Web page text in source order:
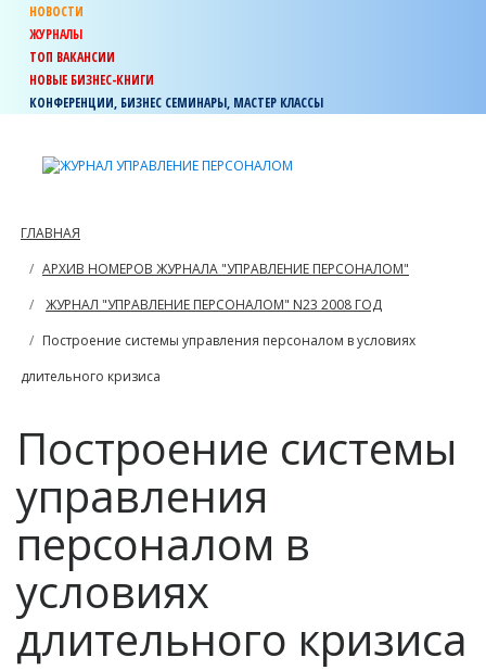
НОВОСТИ
ЖУРНАЛЫ
ТОП ВАКАНСИИ
НОВЫЕ БИЗНЕС-КНИГИ
КОНФЕРЕНЦИИ, БИЗНЕС СЕМИНАРЫ, МАСТЕР КЛАССЫ
ГЛАВНАЯ
АРХИВ НОМЕРОВ ЖУРНАЛА "УПРАВЛЕНИЕ ПЕРСОНАЛОМ"
ЖУРНАЛ "УПРАВЛЕНИЕ ПЕРСОНАЛОМ" N23 2008 ГОД
Построение системы управления персоналом в условиях
длительного кризиса
Построение системы
управления
персоналом в
условиях
длительного кризиса